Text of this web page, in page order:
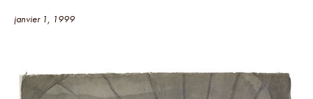
janvier 1, 1999